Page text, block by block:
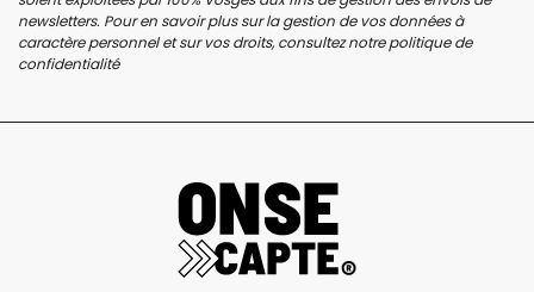
newsletters. Pour en savoir plus sur la gestion de vos données à
caractère personnel et sur vos droits, consultez notrepolitique de
confidentialité